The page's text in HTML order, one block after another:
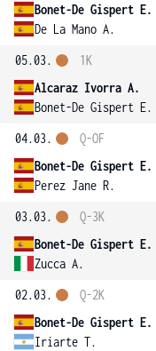
Bonet-De Gispert E.
De La Mano A.
05.03.
Alcaraz Ivorra A.
Bonet-De Gispert E.
1K
04.03.
Bonet-De Gispert E.
Perez Jane R.
Q-OF
03.03.
Bonet-De Gispert E.
Zucca A.
Q-3K
02.03.
Bonet-De Gispert E.
Iriarte T.
Q-2K